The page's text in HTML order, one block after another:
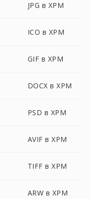
JPG в XPM
ICO в XPM
GIF в XPM
DOCX в XPM
PSD в XPM
AVIF в XPM
TIFF в XPM
ARW в XPM